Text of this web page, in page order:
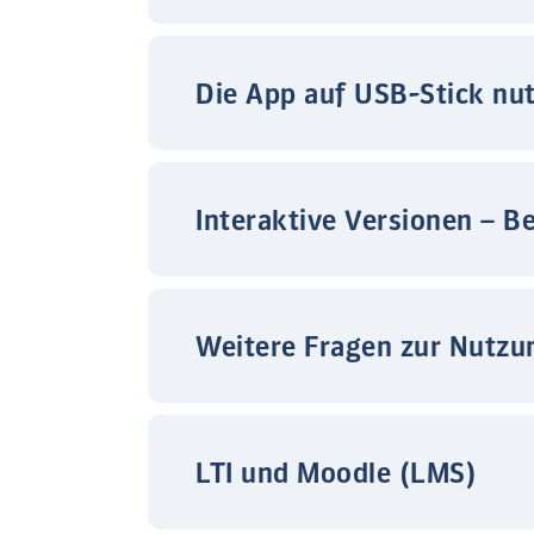
Die App auf USB-Stick
Interaktive Versionen –
Weitere Fragen zur
LTI und Moodle (LMS)